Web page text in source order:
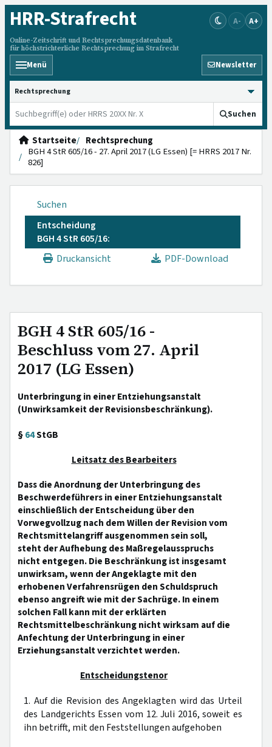
HRR-Strafrecht
Online-Zeitschrift und Rechtsprechungsdatenbank
für höchstrichterliche Rechtsprechung im Strafrecht
A- A+
Menü Newsletter
HRRS durchsuchen
Suchen
Startseite
Rechtsprechung
BGH 4 StR 605/16 - 27. April 2017 (LG Essen) [= HRRS 2017 Nr.
826]
Suchen
Entscheidung
BGH 4 StR 605/16:
Druckansicht
PDF-Download
BGH 4 StR 605/16 -
Beschluss vom 27. April
2017 (LG Essen)
Unterbringung in einer Entziehungsanstalt
(Unwirksamkeit der Revisionsbeschränkung).
§64StGB
Leitsatz des Bearbeiters
Dass die Anordnung der Unterbringung des
Beschwerdeführers in einer Entziehungsanstalt
einschließlich der Entscheidung über den
Vorwegvollzug nach dem Willen der Revision vom
Rechtsmittelangriff ausgenommen sein soll,
steht der Aufhebung des Maßregelausspruchs
nicht entgegen. Die Beschränkung ist insgesamt
unwirksam, wenn der Angeklagte mit den
erhobenen Verfahrensrügen den Schuldspruch
ebenso angreift wie mit der Sachrüge. In einem
solchen Fall kann mit der erklärten
Rechtsmittelbeschränkung nicht wirksam auf die
Anfechtung der Unterbringung in einer
Erziehungsanstalt verzichtet werden.
Entscheidungstenor
1. Auf die Revision des Angeklagten wird das Urteil
des Landgerichts Essen vom 12. Juli 2016, soweit es
ihn betrifft, mit den Feststellungen aufgehoben